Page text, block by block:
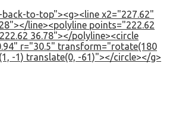
to-top"><g><line x2="227.62"
line><polyline points="222.62
36.78"></polyline><circle
r="30.5" transform="rotate(180
-1) translate(0, -61)"></circle></g>